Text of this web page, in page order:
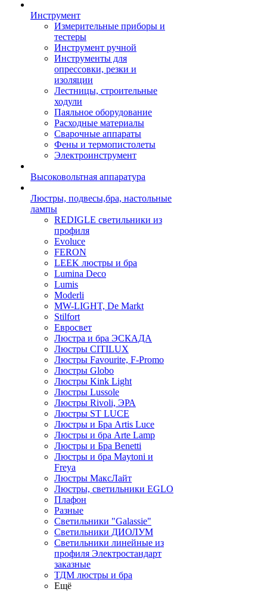
Инструмент
Измерительные приборы и
тестеры
Инструмент ручной
Инструменты для
опрессовки, резки и
изоляции
Лестницы, строительные
ходули
Паяльное оборудование
Расходные материалы
Сварочные аппараты
Фены и термопистолеты
Электроинструмент
Высоковольтная аппаратура
Люстры, подвесы,бра, настольные
лампы
REDIGLE светильники из
профиля
Evoluce
FERON
LEEK люстры и бра
Lumina Deco
Lumis
Moderli
MW-LIGHT, De Markt
Stilfort
Евросвет
Люстра и бра ЭСКАДА
Люстры CITILUX
Люстры Favourite, F-Promo
Люстры Globo
Люстры Kink Light
Люстры Lussole
Люстры Rivoli, ЭРА
Люстры ST LUCE
Люстры и Бра Artis Luce
Люстры и бра Arte Lamp
Люстры и Бра Benetti
Люстры и бра Maytoni и
Freya
Люстры МаксЛайт
Люстры, светильники EGLO
Плафон
Разные
Светильники "Galassie"
Светильники ДИОЛУМ
Светильники линейные из
профиля Электростандарт
заказные
ТДМ люстры и бра
Ещё